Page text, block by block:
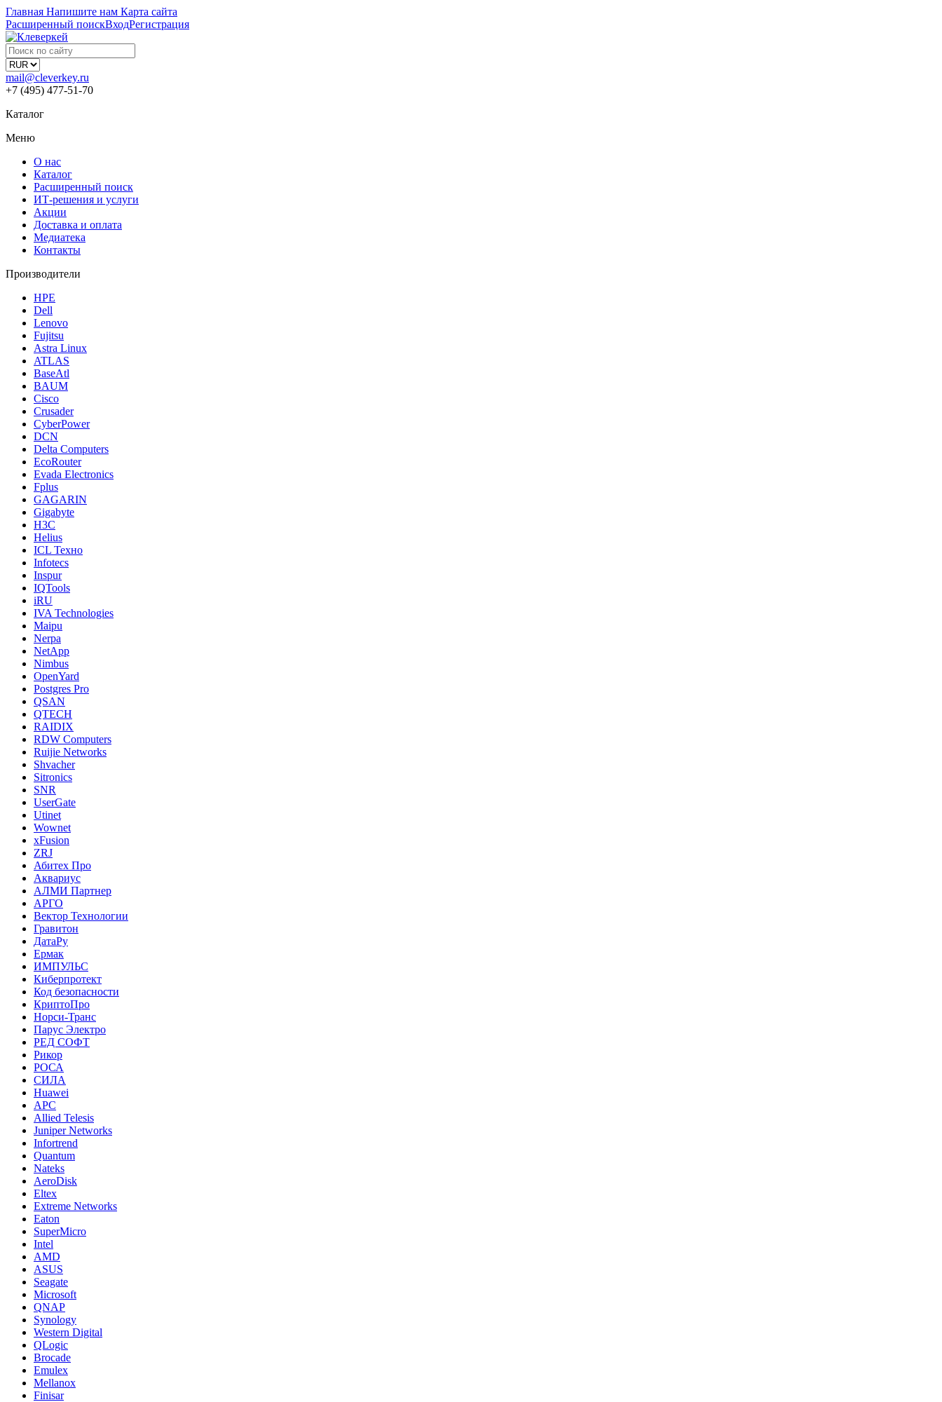
Главная Напишите нам Карта сайта
Расширенный поискВходРегистрация
mail@cleverkey.ru
+7 (495) 477-51-70
Каталог
Меню
О нас
Каталог
Расширенный поиск
ИТ-решения и услуги
Акции
Доставка и оплата
Медиатека
Контакты
Производители
HPE
Dell
Lenovo
Fujitsu
Astra Linux
ATLAS
BaseAtl
BAUM
Cisco
Crusader
CyberPower
DCN
Delta Computers
EcoRouter
Evada Electronics
Fplus
GAGARIN
Gigabyte
H3C
Helius
ICL Техно
Infotecs
Inspur
IQTools
iRU
IVA Technologies
Maipu
Nerpa
NetApp
Nimbus
OpenYard
Postgres Pro
QSAN
QTECH
RAIDIX
RDW Computers
Ruijie Networks
Shvacher
Sitronics
SNR
UserGate
Utinet
Wownet
xFusion
ZRJ
Абитех Про
Аквариус
АЛМИ Партнер
АРГО
Вектор Технологии
Гравитон
ДатаРу
Ермак
ИМПУЛЬС
Киберпротект
Код безопасности
КриптоПро
Норси-Транс
Парус Электро
РЕД СОФТ
Рикор
РОСА
СИЛА
Huawei
APC
Allied Telesis
Juniper Networks
Infortrend
Quantum
Nateks
AeroDisk
Eltex
Extreme Networks
Eaton
SuperMicro
Intel
AMD
ASUS
Seagate
Microsoft
QNAP
Synology
Western Digital
QLogic
Brocade
Emulex
Mellanox
Finisar